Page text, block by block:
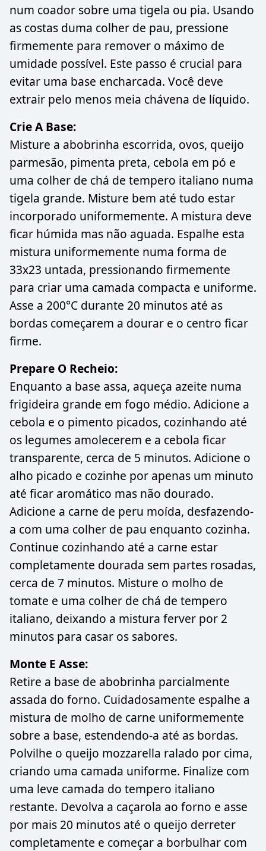
num coador sobre uma tigela ou pia. Usando
as costas duma colher de pau, pressione
firmemente para remover o máximo de
umidade possível. Este passo é crucial para
evitar uma base encharcada. Você deve
extrair pelo menos meia chávena de líquido.
Crie A Base:
Misture a abobrinha escorrida, ovos, queijo
parmesão, pimenta preta, cebola em pó e
uma colher de chá de tempero italiano numa
tigela grande. Misture bem até tudo estar
incorporado uniformemente. A mistura deve
ficar húmida mas não aguada. Espalhe esta
mistura uniformemente numa forma de
33x23 untada, pressionando firmemente
para criar uma camada compacta e uniforme.
Asse a 200°C durante 20 minutos até as
bordas começarem a dourar e o centro ficar
firme.
Prepare O Recheio:
Enquanto a base assa, aqueça azeite numa
frigideira grande em fogo médio. Adicione a
cebola e o pimento picados, cozinhando até
os legumes amolecerem e a cebola ficar
transparente, cerca de 5 minutos. Adicione o
alho picado e cozinhe por apenas um minuto
até ficar aromático mas não dourado.
Adicione a carne de peru moída, desfazendo-
a com uma colher de pau enquanto cozinha.
Continue cozinhando até a carne estar
completamente dourada sem partes rosadas,
cerca de 7 minutos. Misture o molho de
tomate e uma colher de chá de tempero
italiano, deixando a mistura ferver por 2
minutos para casar os sabores.
Monte E Asse:
Retire a base de abobrinha parcialmente
assada do forno. Cuidadosamente espalhe a
mistura de molho de carne uniformemente
sobre a base, estendendo-a até as bordas.
Polvilhe o queijo mozzarella ralado por cima,
criando uma camada uniforme. Finalize com
uma leve camada do tempero italiano
restante. Devolva a caçarola ao forno e asse
por mais 20 minutos até o queijo derreter
completamente e começar a borbulhar com